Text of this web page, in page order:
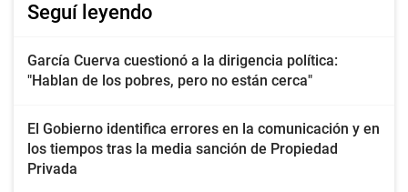
Seguí leyendo
García Cuerva cuestionó a la dirigencia política:
"Hablan de los pobres, pero no están cerca"
El Gobierno identifica errores en la comunicación y en
los tiempos tras la media sanción de Propiedad
Privada